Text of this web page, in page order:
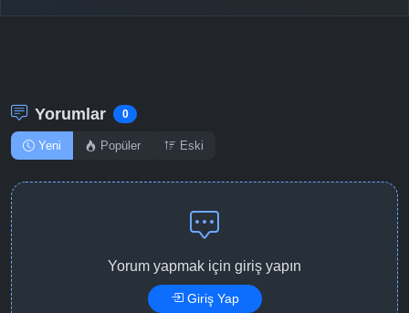
Yorumlar 0
Yeni Popüler Eski
Yorum yapmak için giriş yapın
Giriş Yap